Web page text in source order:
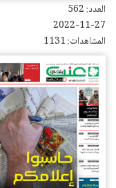
العدد: 562
2022-11-27
المشاهدات: 1131